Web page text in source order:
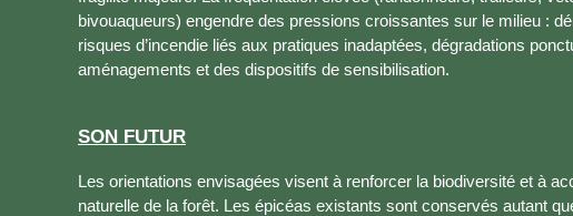
bivouaqueurs) engendre des pressions croissantes sur le milieu :
risques d’incendie liés aux pratiques inadaptées, dégradations
aménagements et des dispositifs de sensibilisation.
SON FUTUR
Les orientations envisagées visent à renforcer la biodiversité et à
naturelle de la forêt. Les épicéas existants sont conservés autant